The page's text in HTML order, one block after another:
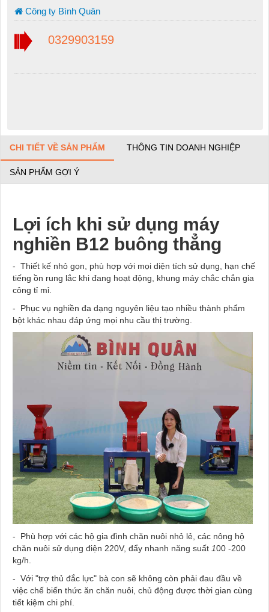
Công ty Bình Quân
0329903159
CHI TIẾT VỀ SẢN PHẨM THÔNG TIN DOANH NGHIỆP
SẢN PHẨM GỢI Ý
Lợi ích khi sử dụng máy
nghiền B12 buông thẳng
- Thiết kế nhỏ gọn, phù hợp với mọi diện tích sử dụng, hạn chế
tiếng ồn rung lắc khi đang hoạt động, khung máy chắc chắn gia
công tỉ mỉ.
- Phục vụ nghiền đa dạng nguyên liệu tạo nhiều thành phẩm
bột khác nhau đáp ứng mọi nhu cầu thị trường.
- Phù hợp với các hộ gia đình chăn nuôi nhỏ lẻ, các nông hộ
chăn nuôi sử dụng điện 220V, đẩy nhanh năng suất 100 -200
kg/h.
- Với "trợ thủ đắc lực" bà con sẽ không còn phải đau đầu về
việc chế biến thức ăn chăn nuôi, chủ động được thời gian cùng
tiết kiệm chi phí.